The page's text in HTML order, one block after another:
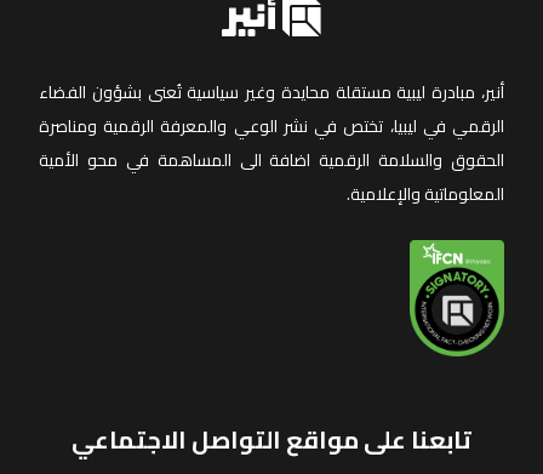
أنير، مبادرة ليبية مستقلة محايدة وغير سياسية تُعنى بشؤون الفضاء
الرقمي في ليبيا، تختص في نشر الوعي والمعرفة الرقمية ومناصرة
الحقوق والسلامة الرقمية اضافة الى المساهمة في محو الأمية
المعلوماتية والإعلامية.
تابعنا على مواقع التواصل الاجتماعي